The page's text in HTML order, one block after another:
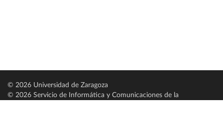
© 2026 Universidad de Zaragoza
© 2026 Servicio de Informática y Comunicaciones de la